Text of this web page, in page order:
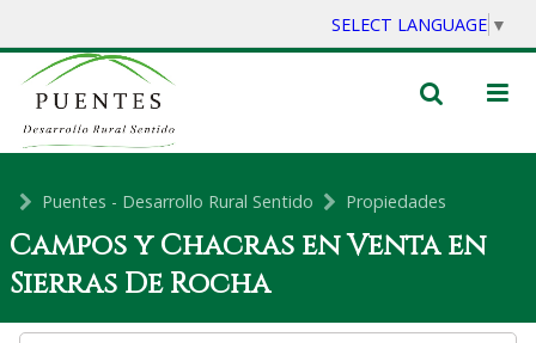
SELECT LANGUAGE ▼
Puentes - Desarrollo Rural Sentido Propiedades
Campos y Chacras en Venta en
Sierras De Rocha